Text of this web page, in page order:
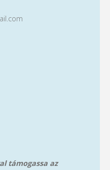
támogassa az